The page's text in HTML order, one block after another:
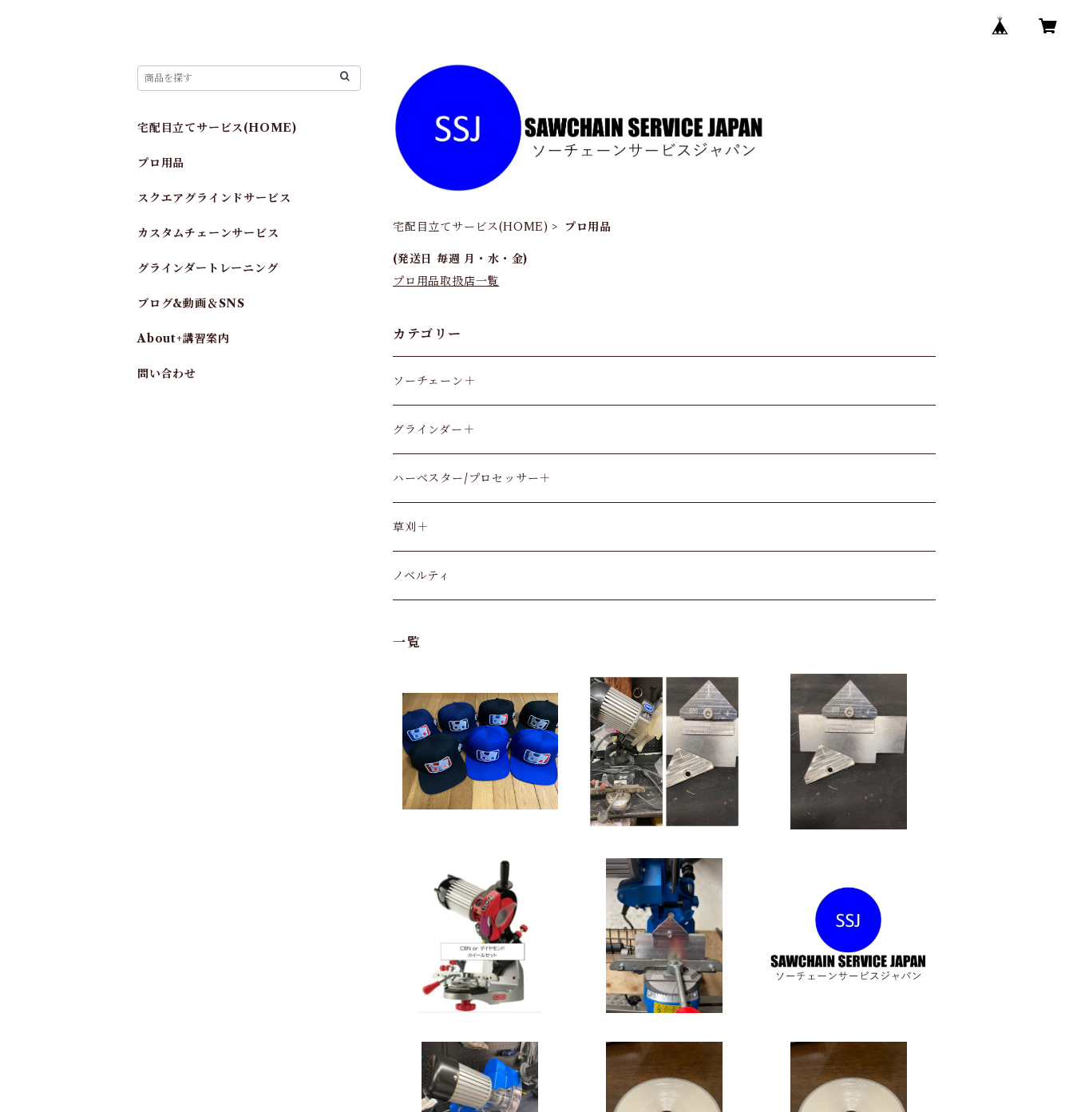
宅配目立てサービス(HOME) プロ用品
(発送日 毎週 月・水・金)
プロ用品取扱店一覧
カテゴリー
ソーチェーン＋
グラインダー＋
ハーベスター/プロセッサー＋
草刈＋
ノベルティ
一覧
キャップ カッタージャンプ
¥3,800
セット】スクエアグライン
ダーセット 511A-100V オ
レゴン OREGON
¥85,980
訳有セット】スクエアカッ
ターアダプター
¥54,270
ホイールセット】520-100
J ＆ CBN / ダイヤ / スク
エア
¥84,980
セット&単品】スクエアカ
ッターアダプター
¥40,500
単品】3/4(11BC、11H)用
CBNホイール
単品】ベンチグラインダー
フィックスセンター/チェン
CBN ホイール/ディスク/
砥石 ソーチェーン/チェン
ダイヤモンド ホイール/デ
ィスク/砥石 ソーチェーン/
宅配目立てサービス(HOME)
プロ用品
スクエアグラインドサービス
カスタムチェーンサービス
グラインダートレーニング
ブログ&動画＆SNS
About+講習案内
問い合わせ